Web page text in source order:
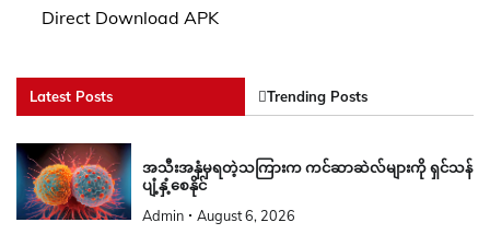
Direct Download APK
Latest Posts Trending Posts
အသီးအနှံမှရတဲ့သကြားက ကင်ဆာဆဲလ်များကို ရှင်သန်
ပျံ့နှံ့စေနိုင်
Admin August 6, 2026